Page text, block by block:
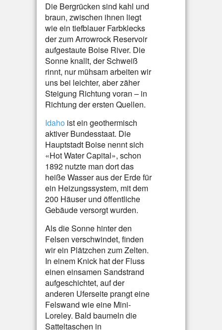
Die Bergrücken sind kahl und
braun, zwischen ihnen liegt
wie ein tiefblauer Farbklecks
der zum Arrowrock Reservoir
aufgestaute Boise River. Die
Sonne knallt, der Schweiß
rinnt, nur mühsam arbeiten wir
uns bei leichter, aber zäher
Steigung Richtung voran – in
Richtung der ersten Quellen.
Idaho ist ein geothermisch
aktiver Bundesstaat. Die
Hauptstadt Boise nennt sich
«Hot Water Capital», schon
1892 nutzte man dort das
heiße Wasser aus der Erde für
ein Heizungssystem, mit dem
200 Häuser und öffentliche
Gebäude versorgt wurden.
Als die Sonne hinter den
Felsen verschwindet, finden
wir ein Plätzchen zum Zelten.
In einem Knick hat der Fluss
einen einsamen Sandstrand
aufgeschichtet, auf der
anderen Uferseite prangt eine
Felswand wie eine Mini-
Loreley. Bald baumeln die
Satteltaschen in